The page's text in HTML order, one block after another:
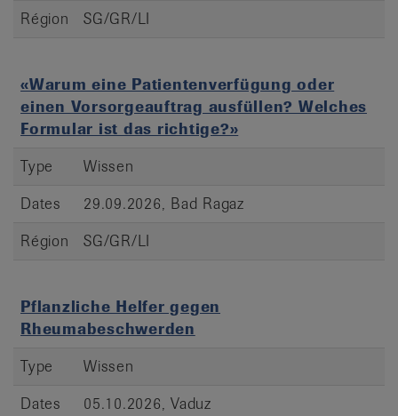
Région
SG/GR/LI
«Warum eine Patientenverfügung oder
einen Vorsorgeauftrag ausfüllen? Welches
Formular ist das richtige?»
Type
Wissen
Dates
29.09.2026, Bad Ragaz
Région
SG/GR/LI
Pflanzliche Helfer gegen
Rheumabeschwerden
Type
Wissen
Dates
05.10.2026, Vaduz